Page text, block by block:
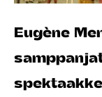
Eugène